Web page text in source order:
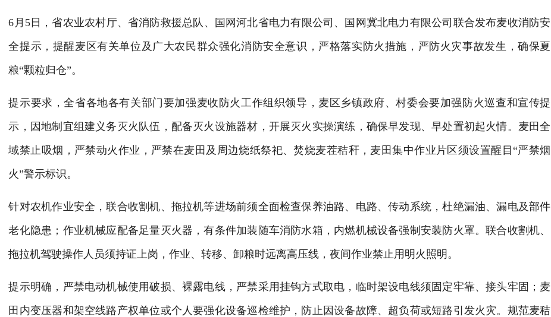
6月5日，省农业农村厅、省消防救援总队、国网河北省电力有限公司、国网冀北电力有限公司联合发布麦收消防安
全提示，提醒麦区有关单位及广大农民群众强化消防安全意识，严格落实防火措施，严防火灾事故发生，确保夏
粮“颗粒归仓”。
提示要求，全省各地各有关部门要加强麦收防火工作组织领导，麦区乡镇政府、村委会要加强防火巡查和宣传提
示，因地制宜组建义务灭火队伍，配备灭火设施器材，开展灭火实操演练，确保早发现、早处置初起火情。麦田全
域禁止吸烟，严禁动火作业，严禁在麦田及周边烧纸祭祀、焚烧麦茬秸秆，麦田集中作业片区须设置醒目“严禁烟
火”警示标识。
针对农机作业安全，联合收割机、拖拉机等进场前须全面检查保养油路、电路、传动系统，杜绝漏油、漏电及部件
老化隐患；作业机械应配备足量灭火器，有条件加装随车消防水箱，内燃机械设备强制安装防火罩。联合收割机、
拖拉机驾驶操作人员须持证上岗，作业、转移、卸粮时远离高压线，夜间作业禁止用明火照明。
提示明确，严禁电动机械使用破损、裸露电线，严禁采用挂钩方式取电，临时架设电线须固定牢靠、接头牢固；麦
田内变压器和架空线路产权单位或个人要强化设备巡检维护，防止因设备故障、超负荷或短路引发火灾。规范麦秸